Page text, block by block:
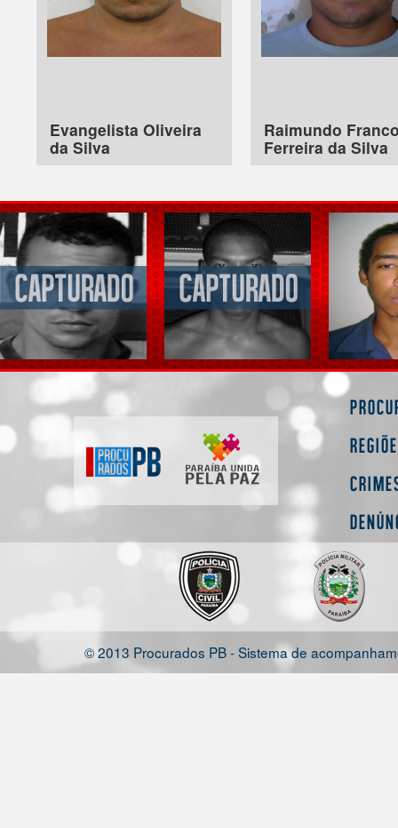
Evangelista Oliveira
da Silva
Raimundo
Ferreira da Silva
© 2013 Procurados PB - Sistema de